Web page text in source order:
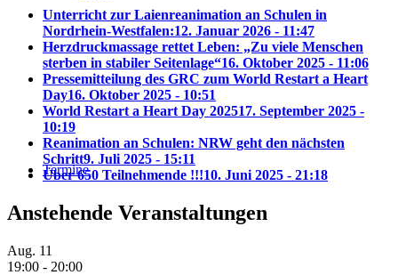
Termine
Unterricht zur Laienreanimation an Schulen in
Nordrhein-Westfalen:12. Januar 2026 - 11:47
Herzdruckmassage rettet Leben: „Zu viele Menschen
sterben in stabiler Seitenlage“16. Oktober 2025 - 11:06
Pressemitteilung des GRC zum World Restart a Heart
Day16. Oktober 2025 - 10:51
World Restart a Heart Day 202517. September 2025 -
10:19
Reanimation an Schulen: NRW geht den nächsten
Schritt9. Juli 2025 - 15:11
Über 650 Teilnehmende !!!10. Juni 2025 - 21:18
Anstehende Veranstaltungen
Aug. 11
19:00 - 20:00